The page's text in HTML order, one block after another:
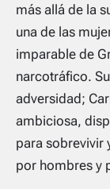
más allá de la
una de las
imparable de
narcotráfico.
adversidad;
ambiciosa,
para sobrevivir
por hombres y